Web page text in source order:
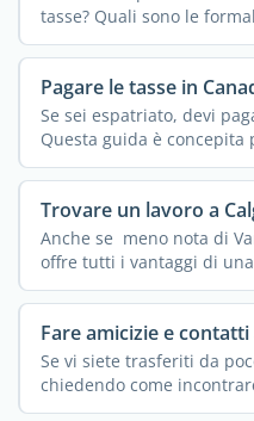
tasse? Quali sono le
Pagare le tasse in
Se sei espatriato, devi
Questa guida è concepita
Trovare un lavoro a
Anche se meno nota di
offre tutti i vantaggi di
Fare amicizie e
Se vi siete trasferiti da
chiedendo come
legami o ...